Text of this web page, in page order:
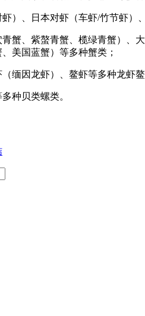
）、日本对虾（车虾/竹节虾）
蟹、紫螯青蟹、榄绿青蟹）、
美国蓝蟹）等多种蟹类；
缅因龙虾）、鳌虾等多种龙虾
种贝类螺类。